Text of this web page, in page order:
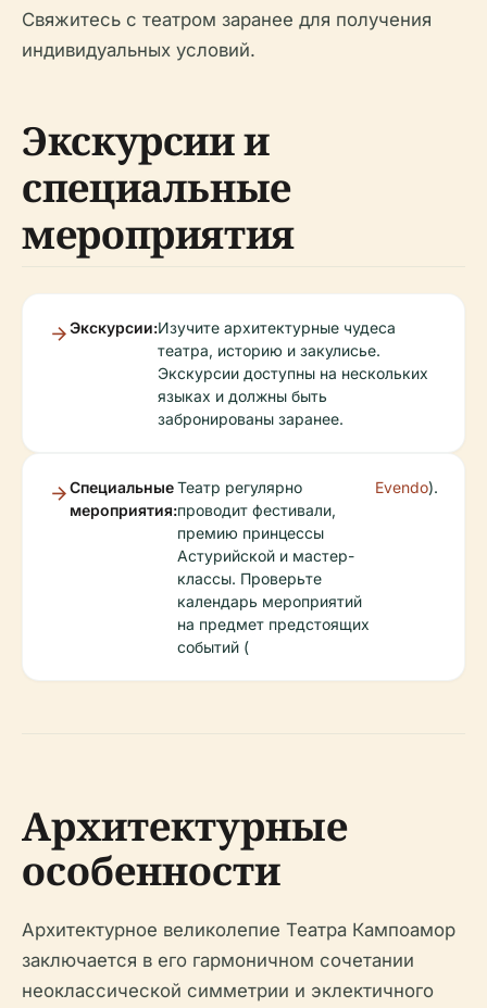
Свяжитесь с театром заранее для получения
индивидуальных условий.
Экскурсии и
специальные
мероприятия
Экскурсии:Изучите архитектурные чудеса
театра, историю и закулисье.
Экскурсии доступны на нескольких
языках и должны быть
забронированы заранее.
Специальные
мероприятия:
Театр регулярно
проводит фестивали,
премию принцессы
Астурийской и мастер-
классы. Проверьте
календарь мероприятий
на предмет предстоящих
событий (
Evendo).
Архитектурные
особенности
Архитектурное великолепие Театра Кампоамор
заключается в его гармоничном сочетании
неоклассической симметрии и эклектичного